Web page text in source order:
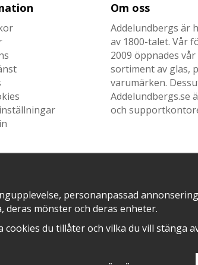
Om oss
Addelundbergs är
av 1800-talet. Vår
2009 öppnades
sortiment av glas,
varumärken.
Addelundbergs.se
och
personanpassad
mönster och deras enheter.
cookies du tillåter och vilka du vill stänga